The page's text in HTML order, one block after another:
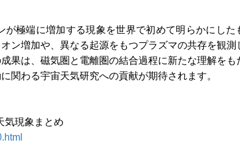
極端に増加する現象を世界で初めて明らかにした
ン増加や、異なる起源をもつプラズマの共存を観測
果は、磁気圏と電離圏の結合過程に新たな理解をも
関わる宇宙天気研究への貢献が期待されます。
現象まとめ